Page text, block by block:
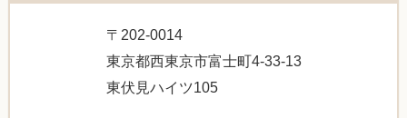
〒202-0014
東京都西東京市富士町4-33-13
東伏見ハイツ105